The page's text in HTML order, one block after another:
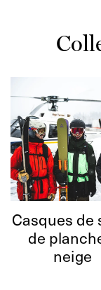
Casques de
de
neige